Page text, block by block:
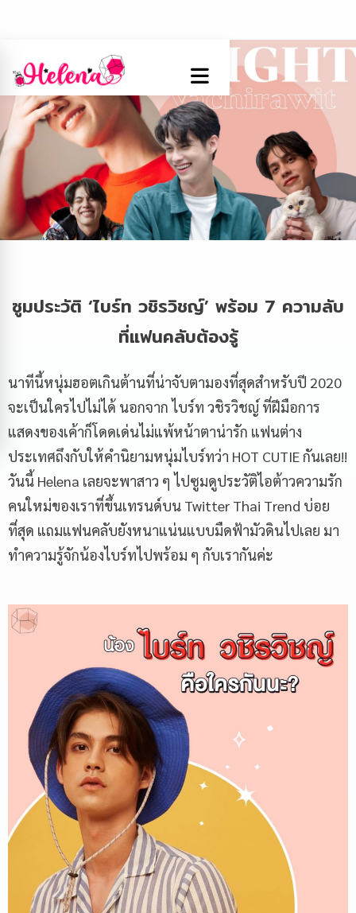
ซูมประวัติ ‘ไบร์ท วชิรวิชญ์’ พร้อม 7 ความลับ
ที่แฟนคลับต้องรู้
นาทีนี้หนุ่มฮอตเกินต้านที่น่าจับตามองที่สุดสำหรับปี 2020
จะเป็นใครไปไม่ได้ นอกจาก ไบร์ท วชิรวิชญ์ ที่ฝีมือการ
แสดงของเค้าก็โดดเด่นไม่แพ้หน้าตาน่ารัก แฟนต่าง
ประเทศถึงกับให้คำนิยามหนุ่มไบร์ทว่า HOT CUTIE กันเลย!!
วันนี้ Helena เลยจะพาสาว ๆ ไปซูมดูประวัติไอต้าวความรัก
คนใหม่ของเราที่ขึ้นเทรนด์บน Twitter Thai Trend บ่อย
ที่สุด แถมแฟนคลับยังหนาแน่นแบบมืดฟ้ามัวดินไปเลย มา
ทำความรู้จักน้องไบร์ทไปพร้อม ๆ กับเรากันค่ะ